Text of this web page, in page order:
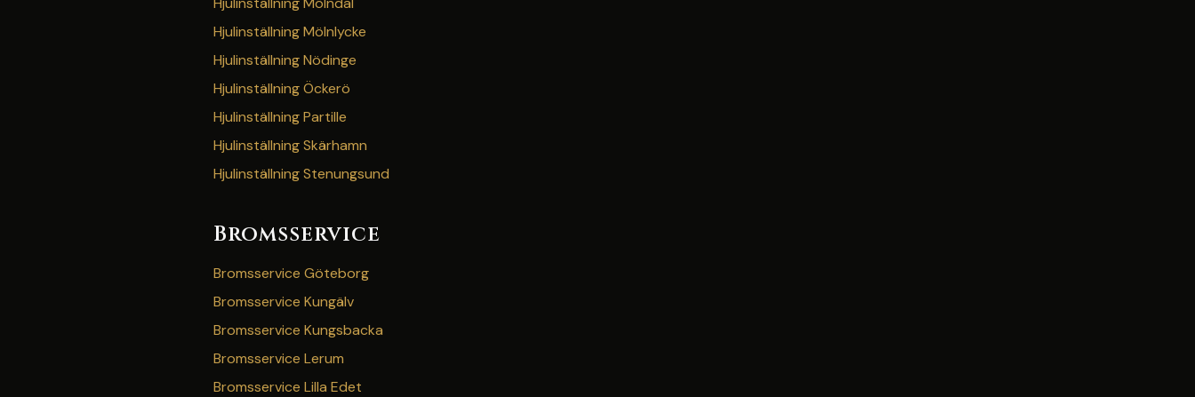
Hjulinställning Mölnlycke
Hjulinställning Nödinge
Hjulinställning Öckerö
Hjulinställning Partille
Hjulinställning Skärhamn
Hjulinställning Stenungsund
Bromsservice
Bromsservice Göteborg
Bromsservice Kungälv
Bromsservice Kungsbacka
Bromsservice Lerum
Bromsservice Lilla Edet